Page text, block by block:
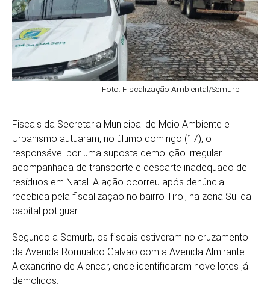
Foto: Fiscalização Ambiental/Semurb
Fiscais da Secretaria Municipal de Meio Ambiente e
Urbanismo autuaram, no último domingo (17), o
responsável por uma suposta demolição irregular
acompanhada de transporte e descarte inadequado de
resíduos em Natal. A ação ocorreu após denúncia
recebida pela fiscalização no bairro Tirol, na zona Sul da
capital potiguar.
Segundo a Semurb, os fiscais estiveram no cruzamento
da Avenida Romualdo Galvão com a Avenida Almirante
Alexandrino de Alencar, onde identificaram nove lotes já
demolidos.